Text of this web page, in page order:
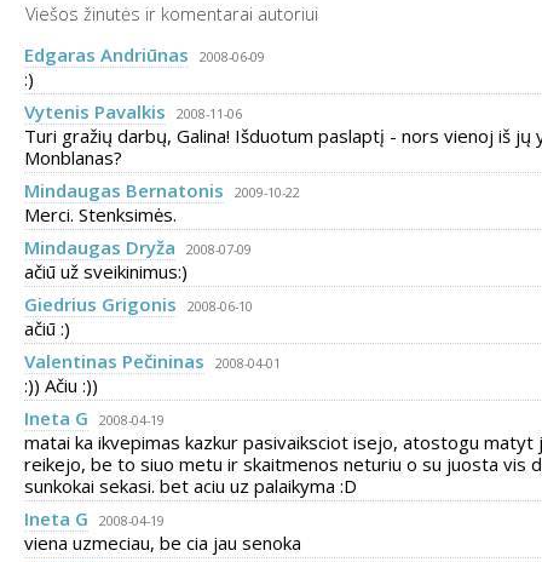
Viešos žinutės ir komentarai autoriui
Edgaras Andriūnas
2008-06-09
:)
Vytenis Pavalkis
2008-11-06
Turi gražių darbų, Galina! Išduotum paslaptį - nors vienoj iš jų
Monblanas?
Mindaugas Bernatonis
2009-10-22
Merci. Stenksimės.
Mindaugas Dryža
2008-07-09
ačiū už sveikinimus:)
Giedrius Grigonis
2008-06-10
ačiū :)
Valentinas Pečininas
2008-04-01
:)) Ačiu :))
Ineta G
2008-04-19
matai ka ikvepimas kazkur pasivaiksciot isejo, atostogu matyt
reikejo, be to siuo metu ir skaitmenos neturiu o su juosta vis
sunkokai sekasi. bet aciu uz palaikyma :D
Ineta G
2008-04-19
viena uzmeciau, be cia jau senoka